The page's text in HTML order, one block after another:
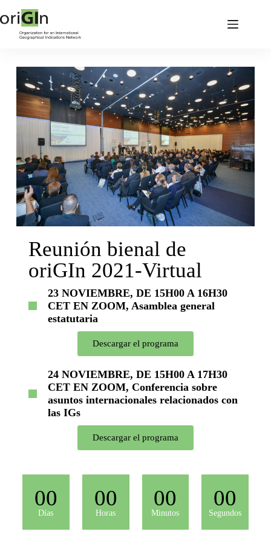
Reunión bienal de
oriGIn 2021-Virtual
23 NOVIEMBRE, DE 15H00 A 16H30
CET EN ZOOM, Asamblea general
estatutaria
Descargar el programa
24 NOVIEMBRE, DE 15H00 A 17H30
CET EN ZOOM, Conferencia sobre
asuntos internacionales relacionados con
las IGs
Descargar el programa
00
Días
00
Horas
00
Minutos
00
Segundos